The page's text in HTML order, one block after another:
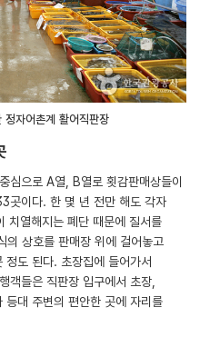
정자어촌계 활어직판장
심으로 A열, B열로 횟감판매상들이
곳이다. 한 몇 년 전만 해도 각자
치열해지는 폐단 때문에 질서를
의 상호를 판매장 위에 걸어놓고
도 된다. 초장집에 들어가서
객들은 직판장 입구에서 초장,
대 주변의 편안한 곳에 자리를